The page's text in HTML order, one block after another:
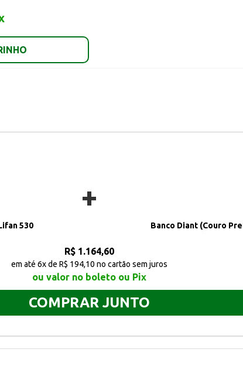
530
+
Banco Diant (Couro
R$ 1.164,60
em até 6x de R$ 194,10 no cartão sem juros
ou valor no boleto ou Pix
COMPRAR JUNTO